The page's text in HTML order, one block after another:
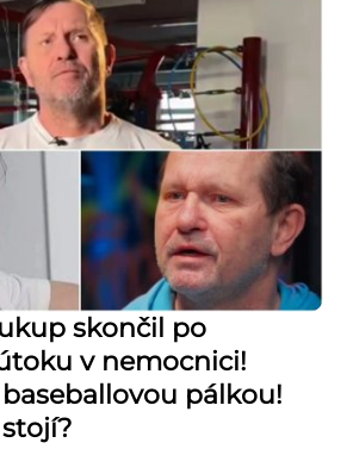
skončil po
v nemocnici!
pálkou!